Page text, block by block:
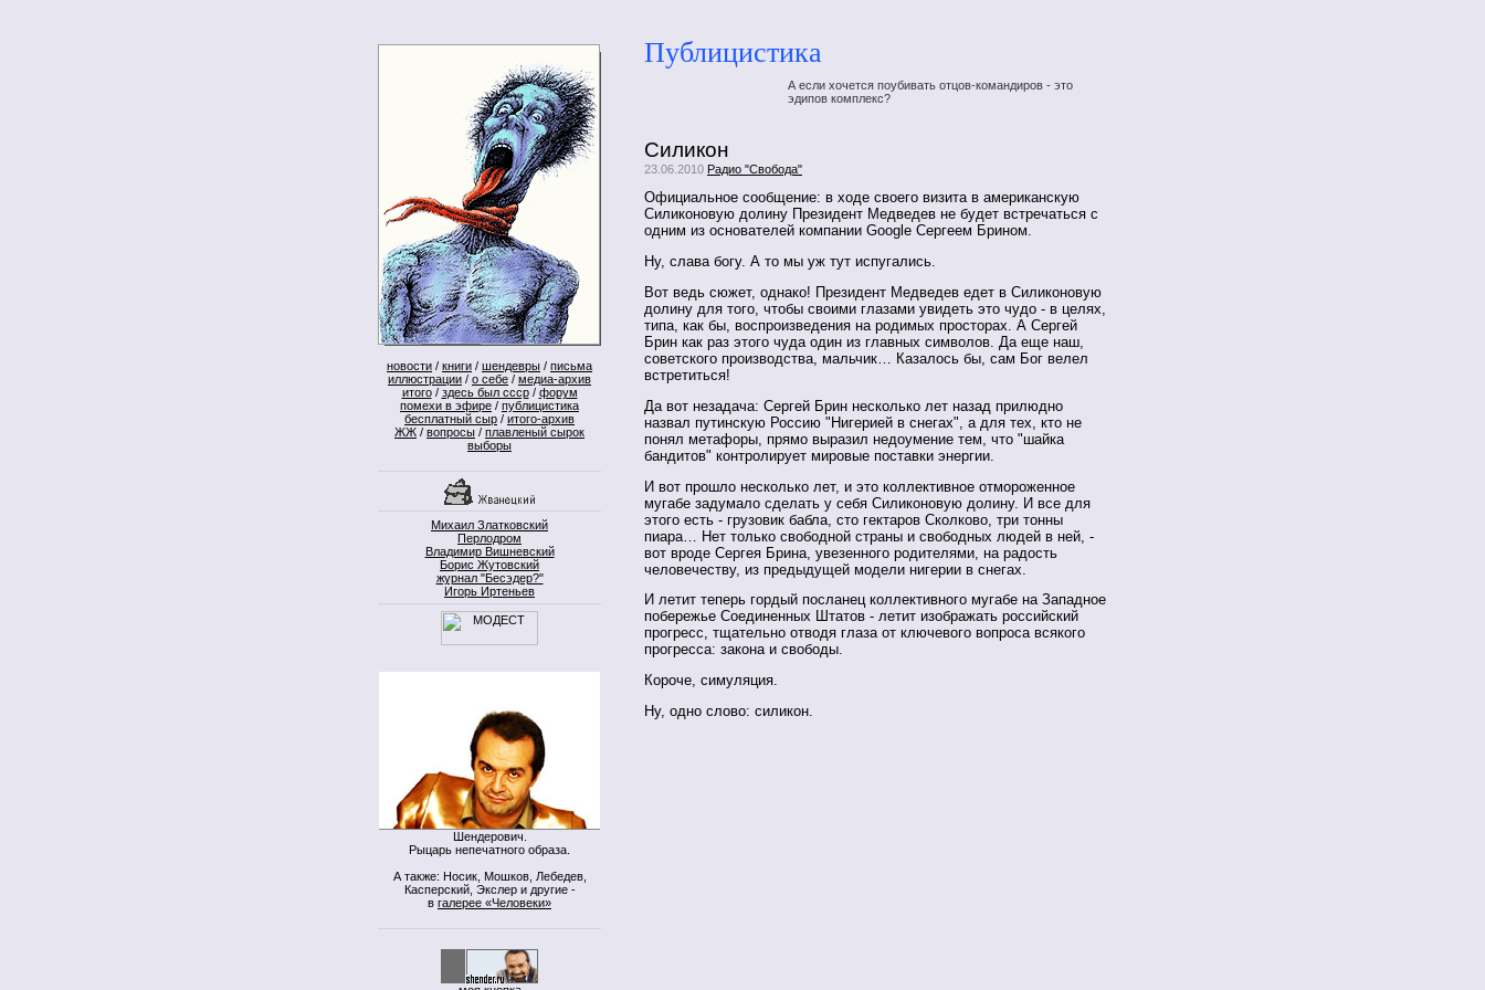
новости / книги / шендевры / письма
иллюстрации / о себе / медиа-архив
итого/ здесь был ссср/ форум
помехи в эфире / публицистика
бесплатный сыр / итого-архив
ЖЖ / вопросы / плавленый сырок
выборы
Михаил Златковский
Перлодром
Владимир Вишневский
Борис Жутовский
журнал "Бесэдер?"
Игорь Иртеньев
Шендерович.
Рыцарь непечатного образа.
А также: Носик, Мошков, Лебедев,
Касперский, Экслер и другие -
в галерее «Человеки»
Публицистика
А если хочется поубивать отцов-командиров - это
эдипов комплекс?
Силикон
23.06.2010 Радио "Свобода"
Официальное сообщение: в ходе своего визита в американскую
Силиконовую долину Президент Медведев не будет встречаться с
одним из основателей компании Google Сергеем Брином.
Ну, слава богу. А то мы уж тут испугались.
Вот ведь сюжет, однако! Президент Медведев едет в Силиконовую
долину для того, чтобы своими глазами увидеть это чудо - в целях,
типа, как бы, воспроизведения на родимых просторах. А Сергей
Брин как раз этого чуда один из главных cимволов. Да еще наш,
советского производства, мальчик… Казалось бы, сам Бог велел
встретиться!
Да вот незадача: Сергей Брин несколько лет назад прилюдно
назвал путинскую Россию "Нигерией в снегах", а для тех, кто не
понял метафоры, прямо выразил недоумение тем, что "шайка
бандитов" контролирует мировые поставки энергии.
И вот прошло несколько лет, и это коллективное отмороженное
мугабе задумало сделать у себя Силиконовую долину. И все для
этого есть - грузовик бабла, сто гектаров Сколково, три тонны
пиара… Нет только свободной страны и свободных людей в ней, -
вот вроде Сергея Брина, увезенного родителями, на радость
человечеству, из предыдущей модели нигерии в снегах.
И летит теперь гордый посланец коллективного мугабе на Западное
побережье Соединенных Штатов - летит изображать российский
прогресс, тщательно отводя глаза от ключевого вопроса всякого
прогресса: закона и свободы.
Короче, симуляция.
Ну, одно слово: силикон.